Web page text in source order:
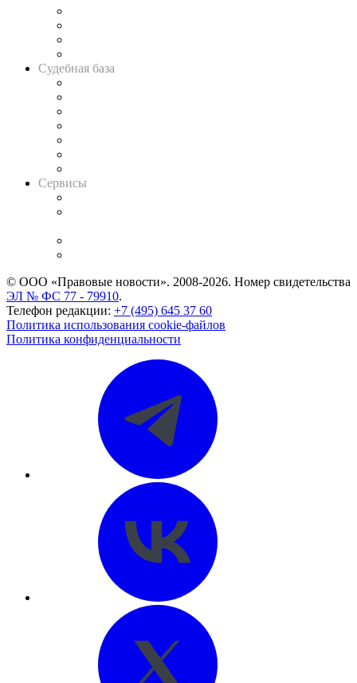
Судебная база
Сервисы
© ООО «Правовые новости». 2008-2026. Номер свидетельства
ЭЛ № ФС 77 - 79910.
Телефон редакции: +7 (495) 645 37 60
Политика использования cookie-файлов
Политика конфиденциальности